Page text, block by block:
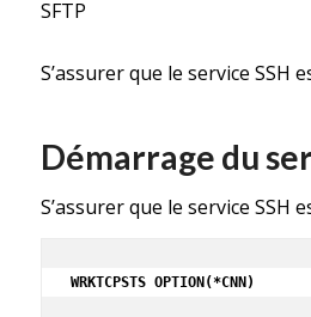
SFTP
S’assurer que le service SSH
Démarrage du
S’assurer que le service SSH
WRKTCPSTS OPTION(*CNN)